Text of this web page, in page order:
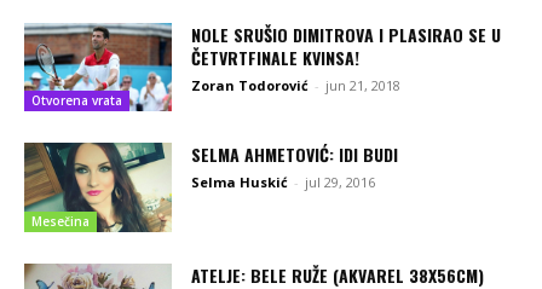
Otvorena vrata
NOLE SRUŠIO DIMITROVA I PLASIRAO SE U
ČETVRTFINALE KVINSA!
Zoran Todorović - jun 21, 2018
Mesečina
SELMA AHMETOVIĆ: IDI BUDI
Selma Huskić - jul 29, 2016
ATELJE: BELE RUŽE (AKVAREL 38X56CM)